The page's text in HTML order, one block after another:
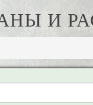
И